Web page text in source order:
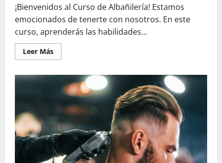
¡Bienvenidos al Curso de Albañilería! Estamos
emocionados de tenerte con nosotros. En este
curso, aprenderás las habilidades...
Leer MásLeer
más
Albañilería